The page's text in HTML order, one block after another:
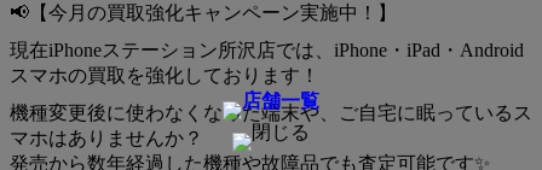
📢【今月の買取強化キャンペーン実施中！】
現在iPhoneステーション所沢店では、iPhone・iPad・Android
スマホの買取を強化しております！
機種変更後に使わなくなった端末や、ご自宅に眠っているス
マホはありませんか？
発売から数年経過した機種や故障品でも査定可能です✨